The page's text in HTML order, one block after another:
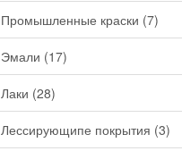
Промышленные краски (7)
Эмали (17)
Лаки (28)
Лессирующипе покрытия (3)